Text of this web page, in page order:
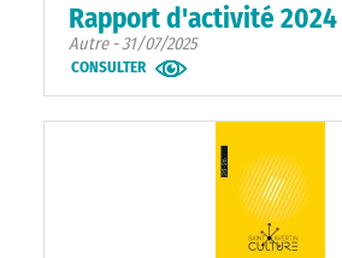
Rapport d'activité 2024
Autre - 31/07/2025
CONSULTER